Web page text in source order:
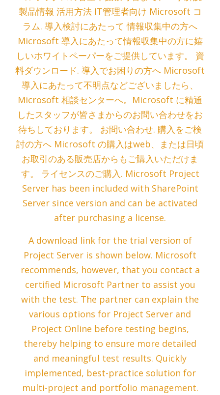
製品情報 活用方法 IT管理者向け Microsoft コ
ラム. 導入検討にあたって 情報収集中の方へ
Microsoft 導入にあたって情報収集中の方に嬉
しいホワイトペーパーをご提供しています。 資
料ダウンロード. 導入でお困りの方へ Microsoft
導入にあたって不明点などございましたら、
Microsoft 相談センターへ。Microsoft に精通
したスタッフが皆さまからのお問い合わせをお
待ちしております。 お問い合わせ. 購入をご検
討の方へ Microsoft の購入はweb、または日頃
お取引のある販売店からもご購入いただけま
す。 ライセンスのご購入. Microsoft Project
Server has been included with SharePoint
Server since version and can be activated
after purchasing a license.
A download link for the trial version of
Project Server is shown below. Microsoft
recommends, however, that you contact a
certified Microsoft Partner to assist you
with the test. The partner can explain the
various options for Project Server and
Project Online before testing begins,
thereby helping to ensure more detailed
and meaningful test results. Quickly
implemented, best-practice solution for
multi-project and portfolio management.